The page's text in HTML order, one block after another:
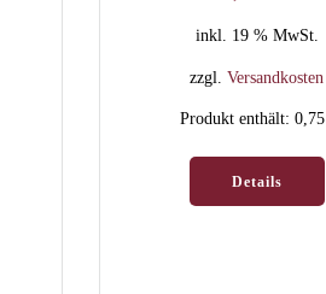
inkl. 19 % MwSt.
zzgl. Versandkosten
Produkt enthält: 0,75
Details